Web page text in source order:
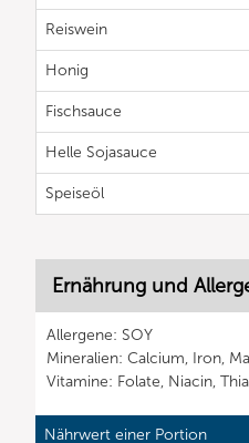
Reiswein
Honig
Fischsauce
Helle Sojasauce
Speiseöl
Ernährung und
Allergene: SOY
Mineralien: Calcium, Iron,
Vitamine: Folate, Niacin,
Nährwert einer Portion